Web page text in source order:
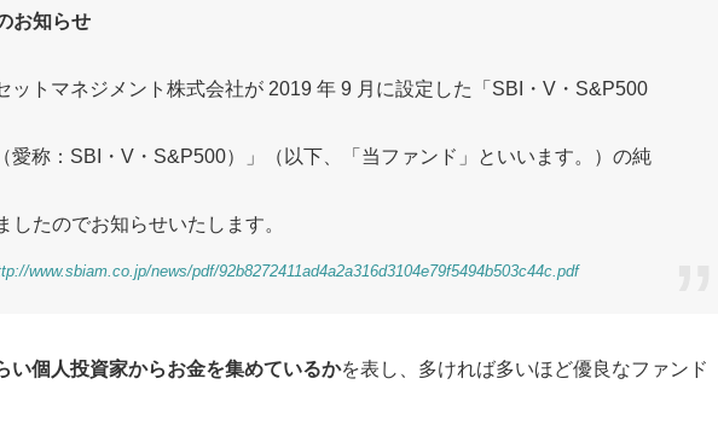
お知らせ
ットマネジメント株式会社が 2019 年 9 月に設定した「SBI・V・S&P500
愛称：SBI・V・S&P500）」（以下、「当ファンド」といいます。）の純
したのでお知らせいたします。
www.sbiam.co.jp/news/pdf/92b8272411ad4a2a316d3104e79f5494b503c44c.pdf
い個人投資家からお金を集めているかを表し、多ければ多いほど優良なファンド